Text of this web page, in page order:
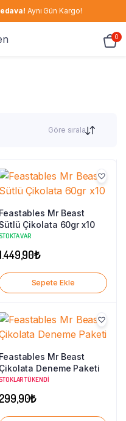
Aynı Gün Kargo!
0
Göre sırala
Feastables Mr Beast
Sütlü Çikolata 60gr x10
STOKTA VAR
₺
Sepete Ekle
Feastables Mr Beast
Çikolata Deneme Paketi
STOKLAR TÜKENDI
299,90₺